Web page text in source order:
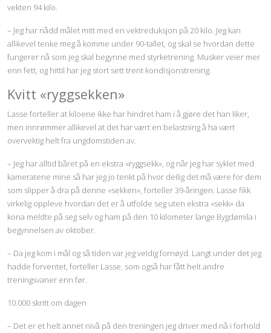
vekten 94 kilo.
– Jeg har nådd målet mitt med en vektreduksjon på 20 kilo. Jeg kan
allikevel tenke meg å komme under 90-tallet, og skal se hvordan dette
fungerer nå som jeg skal begynne med styrketrening. Musker veier mer
enn fett, og hittil har jeg stort sett trent kondisjonstrening.
Kvitt «ryggsekken»
Lasse forteller at kiloene ikke har hindret ham i å gjøre det han liker,
men innrømmer allikevel at det har vært en belastning å ha vært
overvektig helt fra ungdomstiden av.
– Jeg har alltid båret på en ekstra «ryggsekk», og når jeg har syklet med
kameratene mine så har jeg jo tenkt på hvor deilig det må være for dem
som slipper å dra på denne «sekken», forteller 39-åringen. Lasse fikk
virkelig oppleve hvordan det er å utfolde seg uten ekstra «sekk» da
kona meldte på seg selv og ham på den 10 kilometer lange Bygdømila i
begynnelsen av oktober.
– Da jeg kom i mål og så tiden var jeg veldig fornøyd. Langt under det jeg
hadde forventet, forteller Lasse, som også har fått helt andre
treningsvaner enn før.
10.000 skritt om dagen
– Det er et helt annet nivå på den treningen jeg driver med nå i forhold